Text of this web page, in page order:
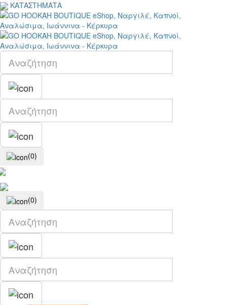
ΚΑΤΑΣΤΗΜΑΤΑ
(0)
(0)